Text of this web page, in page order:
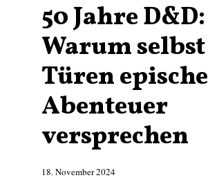
50 Jahre D&D:
Warum selbst
Türen epische
Abenteuer
versprechen
18. November 2024